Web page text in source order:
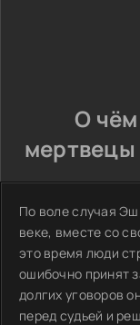
О
По воле случая
веке, вместе со
это время люди
ошибочно принят
долгих уговоров
перед судьей и